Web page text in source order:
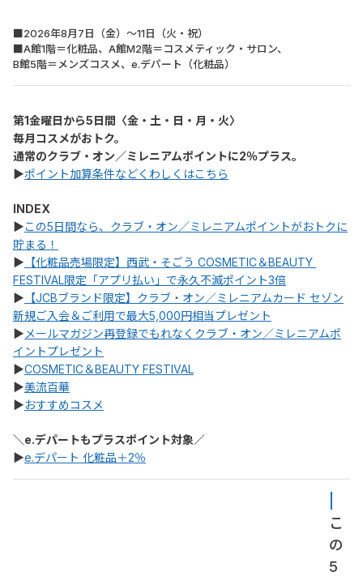
■2026年8月7日（金）～11日（火・祝）
■A館1階＝化粧品、A館M2階＝コスメティック・サロン、
B館5階＝メンズコスメ、e.デパート（化粧品）
第1金曜日から5日間〈金・土・日・月・火〉
毎月コスメがおトク。
通常のクラブ・オン／ミレニアムポイントに2％プラス。
▶ポイント加算条件などくわしくはこちら
INDEX
▶この5日間なら、クラブ・オン／ミレニアムポイントがおトクに
貯まる！
▶ 【化粧品売場限定】西武・そごう COSMETIC＆BEAUTY
FESTIVAL限定「アプリ払い」で永久不滅ポイント3倍
▶ 【JCBブランド限定】クラブ・オン／ミレニアムカード セゾン
新規ご入会＆ご利用で最大5,000円相当プレゼント
▶ メールマガジン再登録でもれなくクラブ・オン／ミレニアムポ
イントプレゼント
▶COSMETIC＆BEAUTY FESTIVAL
▶美流百華
▶おすすめコスメ
＼e.デパートもプラスポイント対象／
▶e.デパート 化粧品＋2％
こ
の
5